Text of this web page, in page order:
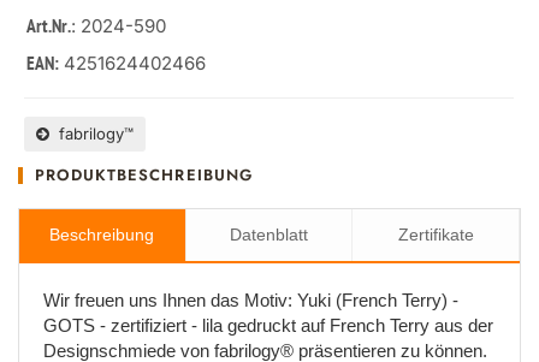
Art.Nr.: 2024-590
EAN: 4251624402466
fabrilogy™
PRODUKTBESCHREIBUNG
Beschreibung Datenblatt Zertifikate
Wir freuen uns Ihnen das Motiv: Yuki (French Terry) -
GOTS - zertifiziert - lila gedruckt auf French Terry aus der
Designschmiede von fabrilogy® präsentieren zu können.